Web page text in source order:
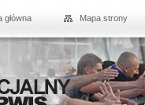
główna Mapa strony